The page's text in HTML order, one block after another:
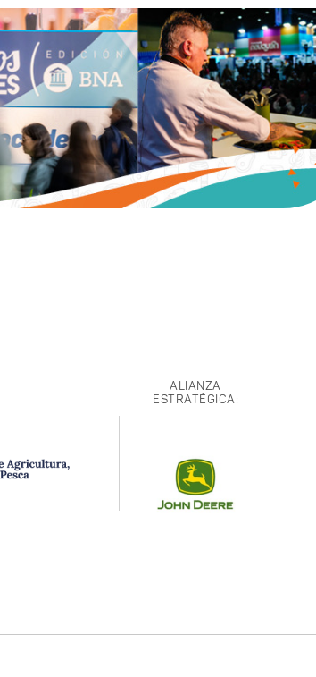
ALIANZA
ESTRATÉGICA: